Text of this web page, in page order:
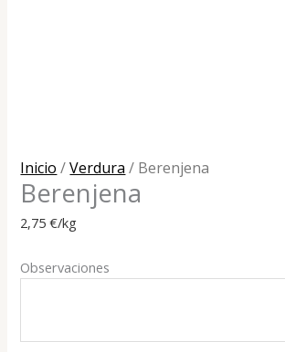
Inicio /Verdura / Berenjena
Berenjena
2,75€/kg
Observaciones